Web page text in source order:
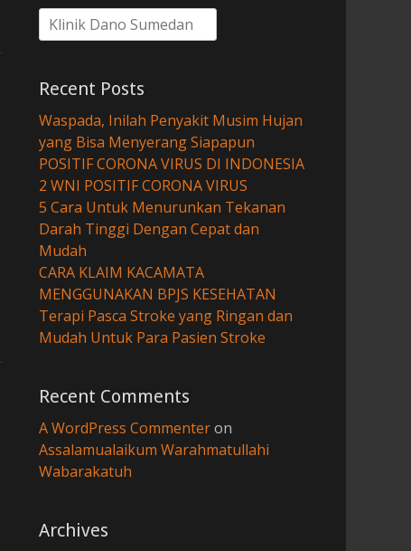
Search
for:
Recent Posts
Waspada, Inilah Penyakit Musim Hujan
yang Bisa Menyerang Siapapun
POSITIF CORONA VIRUS DI INDONESIA
2 WNI POSITIF CORONA VIRUS
5 Cara Untuk Menurunkan Tekanan
Darah Tinggi Dengan Cepat dan
Mudah
CARA KLAIM KACAMATA
MENGGUNAKAN BPJS KESEHATAN
Terapi Pasca Stroke yang Ringan dan
Mudah Untuk Para Pasien Stroke
Recent Comments
A WordPress Commenteron
Assalamualaikum Warahmatullahi
Wabarakatuh
Archives